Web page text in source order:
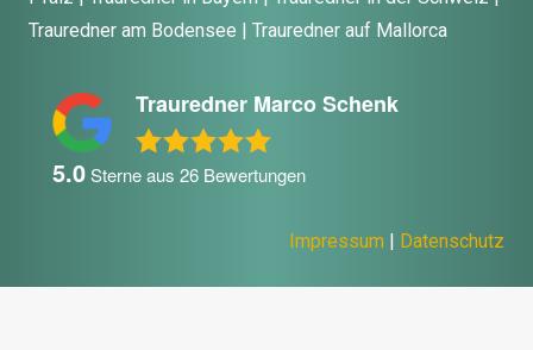
Trauredner am Bodensee | Trauredner auf Mallorca
Trauredner Marco Schenk
5.0Sterne aus 26 Bewertungen
Impressum | Datenschutz